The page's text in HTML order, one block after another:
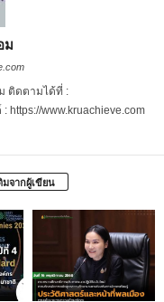
ม
ติดตามได้ที่ :
https://www.kruachieve.com
มจากผู้เขียน